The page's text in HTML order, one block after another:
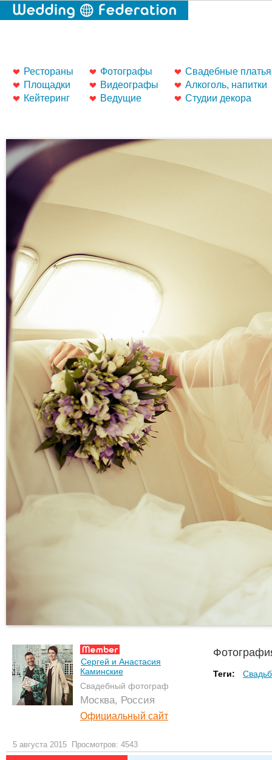
Рестораны
Площадки
Кейтеринг
Фотографы
Видеографы
Ведущие
Свадебные платья
Алкоголь, напитки
Студии декора
Сергей и Анастасия
Каминские
Свадебный фотограф
Москва, Россия
Официальный сайт
Теги:
5 августа 2015 Просмотров: 4543